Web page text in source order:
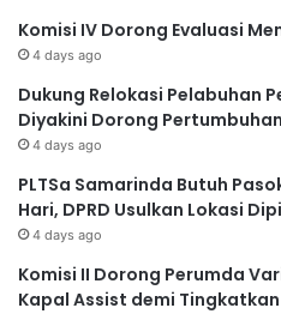
Komisi IV Dorong Evaluasi
4 days ago
Dukung Relokasi Pelabuhan
Diyakini Dorong
4 days ago
PLTSa Samarinda Butuh
Hari, DPRD Usulkan Lokasi
4 days ago
Komisi II Dorong Perumda
Kapal Assist demi Tingkatkan